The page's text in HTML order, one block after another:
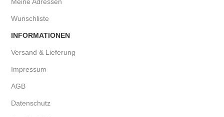
Wunschliste
INFORMATIONEN
Versand & Lieferung
Impressum
AGB
Datenschutz